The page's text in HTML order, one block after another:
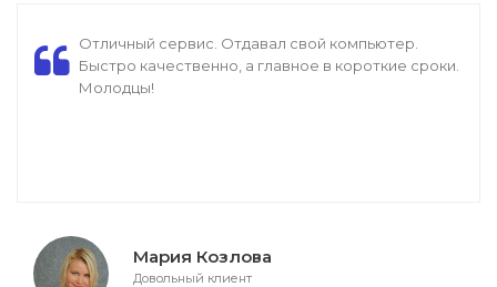
Отличный сервис. Отдавал свой компьютер.
Быстро качественно, а главное в короткие сроки.
Молодцы!
Мария Козлова
Довольный клиент